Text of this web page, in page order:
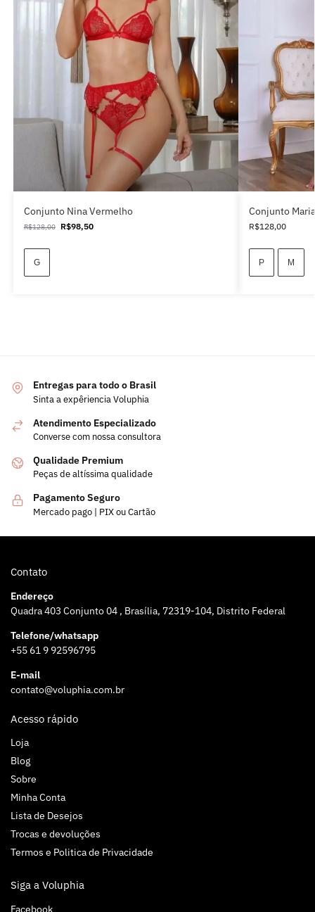
Conjunto Nina Vermelho
R$128,00 R$98,50
G
Conjunto
R$128,00
P M
Entregas para todo o Brasil
Sinta a expêriencia Voluphia
Atendimento Especializado
Converse com nossa consultora
Qualidade Premium
Peças de altíssima qualidade
Pagamento Seguro
Mercado pago | PIX ou Cartão
Contato
Endereço
Quadra 403 Conjunto 04 , Brasília, 72319-104, Distrito Federal
Telefone/whatsapp
+55 61 9 92596795
E-mail
contato@voluphia.com.br
Acesso rápido
Loja
Blog
Sobre
Minha Conta
Lista de Desejos
Trocas e devoluções
Termos e Politica de Privacidade
Siga a Voluphia
Facebook